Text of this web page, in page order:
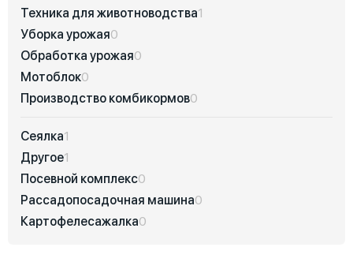
Техника для животноводства1
Уборка урожая0
Обработка урожая0
Мотоблок0
Производство комбикормов0
Сеялка1
Другое1
Посевной комплекс0
Рассадопосадочная машина0
Картофелесажалка0